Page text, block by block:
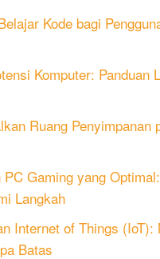
Kode bagi
Komputer: Panduan
Ruang Penyimpanan
PC Gaming yang
Langkah
Internet of Things (IoT):
Batas